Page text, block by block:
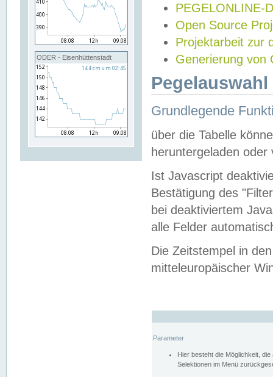
ODER - Eisenhüttenstadt
PEGELONLINE-
Open Source
Projektarbeit zur
Generierung von
Grundlegende
über die Tabelle
heruntergeladen oder
Ist Javascript
Bestätigung des
bei deaktiviertem
alle Felder
Die Zeitstempel in
mitteleuropäischer
Parameter
Hier besteht die Möglichkeit,
Selektionen im Menü